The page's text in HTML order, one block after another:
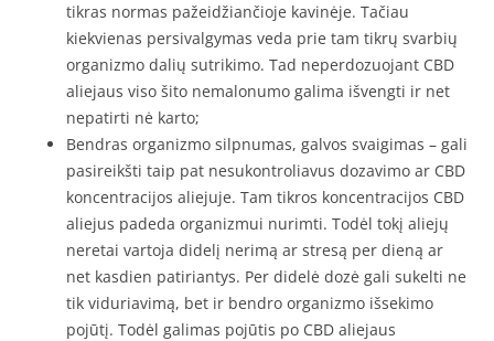
tikras normas pažeidžiančioje kavinėje. Tačiau
kiekvienas persivalgymas veda prie tam tikrų svarbių
organizmo dalių sutrikimo. Tad neperdozuojant CBD
aliejaus viso šito nemalonumo galima išvengti ir net
nepatirti nė karto;
Bendras organizmo silpnumas, galvos svaigimas – gali
pasireikšti taip pat nesukontroliavus dozavimo ar CBD
koncentracijos aliejuje. Tam tikros koncentracijos CBD
aliejus padeda organizmui nurimti. Todėl tokį aliejų
neretai vartoja didelį nerimą ar stresą per dieną ar
net kasdien patiriantys. Per didelė dozė gali sukelti ne
tik viduriavimą, bet ir bendro organizmo išsekimo
pojūtį. Todėl galimas pojūtis po CBD aliejaus